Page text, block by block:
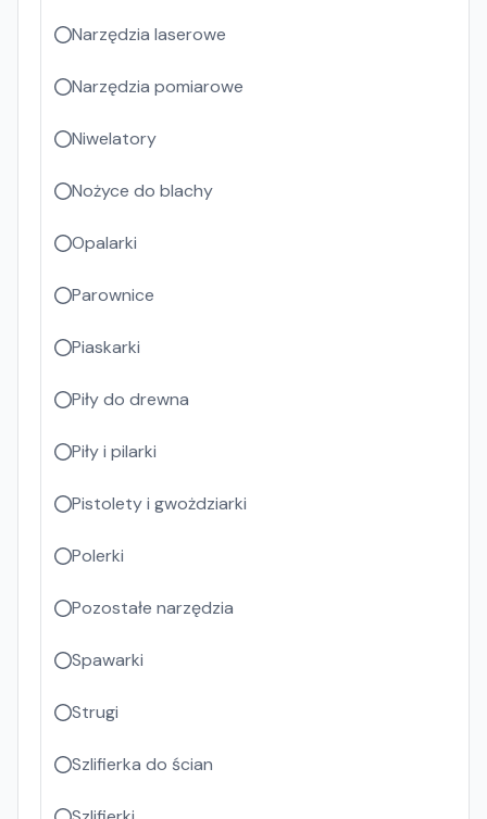
Narzędzia laserowe
Narzędzia pomiarowe
Niwelatory
Nożyce do blachy
Opalarki
Parownice
Piaskarki
Piły do drewna
Piły i pilarki
Pistolety i gwożdziarki
Polerki
Pozostałe narzędzia
Spawarki
Strugi
Szlifierka do ścian